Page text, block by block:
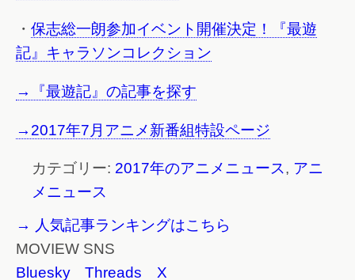
・ 保志総一朗参加イベント開催決定！『最遊
記』キャラソンコレクション
→『最遊記』の記事を探す
→2017年7月アニメ新番組特設ページ
カテゴリー: 2017年のアニメニュース, アニ
メニュース
→ 人気記事ランキングはこちら
MOVIEW SNS
Bluesky
Threads
X